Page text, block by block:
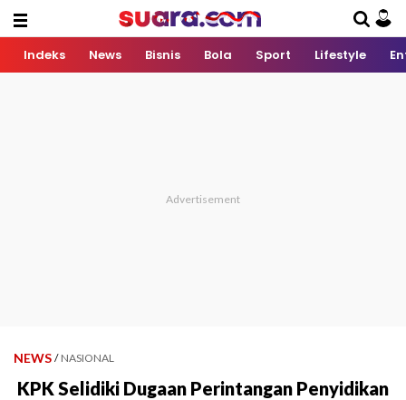
Indeks News Bisnis Bola Sport Lifestyle
NEWS / NASIONAL
KPK Selidiki Dugaan Perintangan Penyidikan